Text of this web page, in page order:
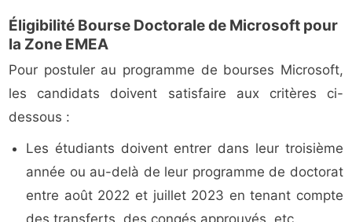
Éligibilité Bourse Doctorale de Microsoft pour
la Zone EMEA
Pour postuler au programme de bourses Microsoft,
les candidats doivent satisfaire aux critères ci-
dessous :
Les étudiants doivent entrer dans leur troisième
année ou au-delà de leur programme de doctorat
entre août 2022 et juillet 2023 en tenant compte